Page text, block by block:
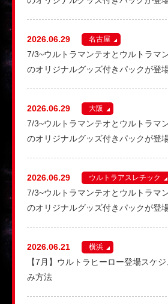
2026.06.29
7/3~ウルトラマンテオとウルトラマ
のオリジナルグッズ付きパックが登場
名古屋
2026.06.29
7/3~ウルトラマンテオとウルトラマ
のオリジナルグッズ付きパックが登場
大阪
2026.06.29
7/3~ウルトラマンテオとウルトラマ
のオリジナルグッズ付きパックが登場
ウルトラアスレチック
2026.06.21
【7月】ウルトラヒーロー登場スケ
み方法
横浜